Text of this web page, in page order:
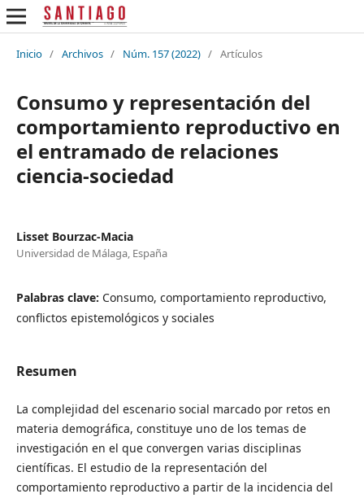
Inicio / Archivos / Núm. 157 (2022) / Artículos
Consumo y representación del
comportamiento reproductivo en
el entramado de relaciones
ciencia-sociedad
Lisset Bourzac-Macia
Universidad de Málaga, España
Palabras clave: Consumo, comportamiento reproductivo,
conflictos epistemológicos y sociales
Resumen
La complejidad del escenario social marcado por retos en
materia demográfica, constituye uno de los temas de
investigación en el que convergen varias disciplinas
científicas. El estudio de la representación del
comportamiento reproductivo a partir de la incidencia del